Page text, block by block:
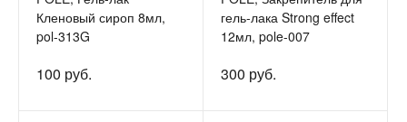
Кленовый сироп 8мл,
pol-313G
100 руб.
гель-лака Strong effect
12мл, pole-007
300 руб.